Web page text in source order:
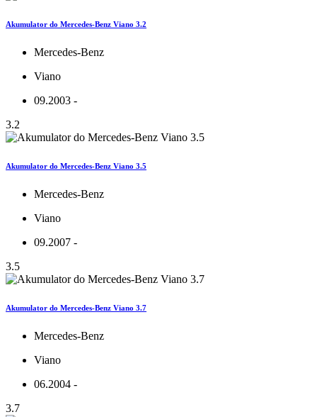
Akumulator do Mercedes-Benz Viano 3.2
Mercedes-Benz
Viano
09.2003 -
3.2
Akumulator do Mercedes-Benz Viano 3.5
Mercedes-Benz
Viano
09.2007 -
3.5
Akumulator do Mercedes-Benz Viano 3.7
Mercedes-Benz
Viano
06.2004 -
3.7